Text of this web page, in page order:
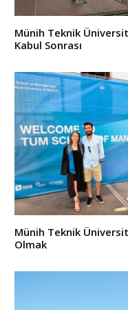
Münih Teknik
Kabul Sonrası
Münih Teknik
Olmak